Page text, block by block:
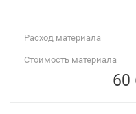
Расход материала
Стоимость материала
60